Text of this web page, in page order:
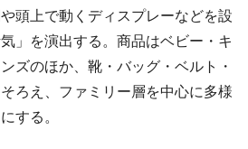
頭上で動くディスプレーなどを設
」を演出する。商品はベビー・キ
ズのほか、靴・バッグ・ベルト・
ろえ、ファミリー層を中心に多様
する。